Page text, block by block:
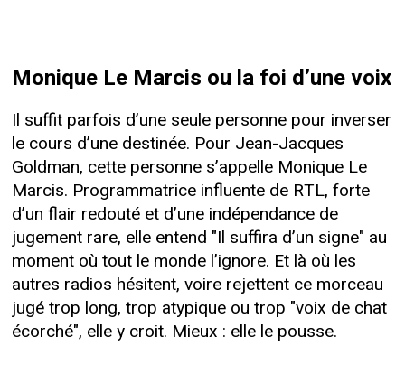
Monique Le Marcis ou la foi d’une voix
Il suffit parfois d’une seule personne pour inverser
le cours d’une destinée. Pour Jean-Jacques
Goldman, cette personne s’appelle Monique Le
Marcis. Programmatrice influente de RTL, forte
d’un flair redouté et d’une indépendance de
jugement rare, elle entend "Il suffira d’un signe" au
moment où tout le monde l’ignore. Et là où les
autres radios hésitent, voire rejettent ce morceau
jugé trop long, trop atypique ou trop "voix de chat
écorché", elle y croit. Mieux : elle le pousse.